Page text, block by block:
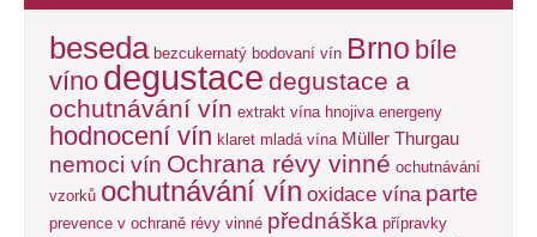
beseda bezcukernatý bodovaní vín Brno bíle
víno degustace degustace a
ochutnávání vín extrakt vína hnojiva energeny
hodnocení vín klaret mladá vína Müller Thurgau
nemoci vín Ochrana révy vinné ochutnávání
vzorků ochutnávání vín oxidace vína parte
prevence v ochraně révy vinné přednáška přípravky